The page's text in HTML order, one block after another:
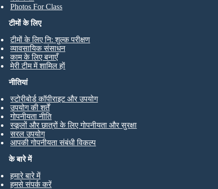
Photos For Class
टीमों के लिए
टीमों के लिए नि: शुल्क परीक्षण
व्यावसायिक संसाधन
काम के लिए बनाएँ
मेरी टीम में शामिल हों
के बारे में
हमारे बारे में
हमसे संपर्क करें
नीतियां
स्टोरीबोर्ड कॉपीराइट और उपयोग
उपयोग की शर्तें
गोपनीयता नीति
स्कूलों और छात्रों के लिए गोपनीयता और सुरक्षा
सरल उपयोग
आपकी गोपनीयता संबंधी विकल्प